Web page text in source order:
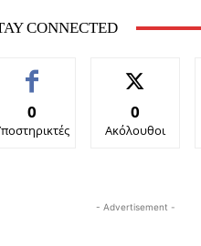
CONNECTED
0 0
Ακόλουθοι
- Advertisement -